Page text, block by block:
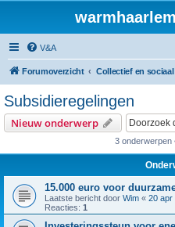
V&A
Forumoverzicht
Subsidieregelingen
Nieuw onderwerp
3 onderwerpen
15.000 euro voor
Laatste bericht door Wim « 20 apr
Reacties: 1